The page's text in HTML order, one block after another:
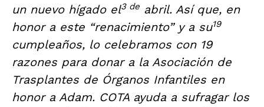
un nuevo hígado el3 de abril. Así que, en
honor a este “renacimiento” y a su19
cumpleaños, lo celebramos con 19
razones para donar a la Asociación de
Trasplantes de Órganos Infantiles en
honor a Adam. COTA ayuda a sufragar los